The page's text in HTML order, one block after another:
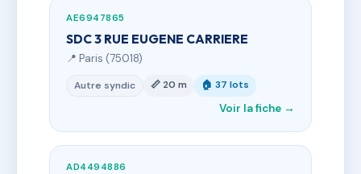
AE6947865
SDC 3 RUE EUGENE CARRIERE
📍 Paris (75018)
Autre syndic 📏 20 m 🏠 37 lots
Voir la fiche →
AD4494886